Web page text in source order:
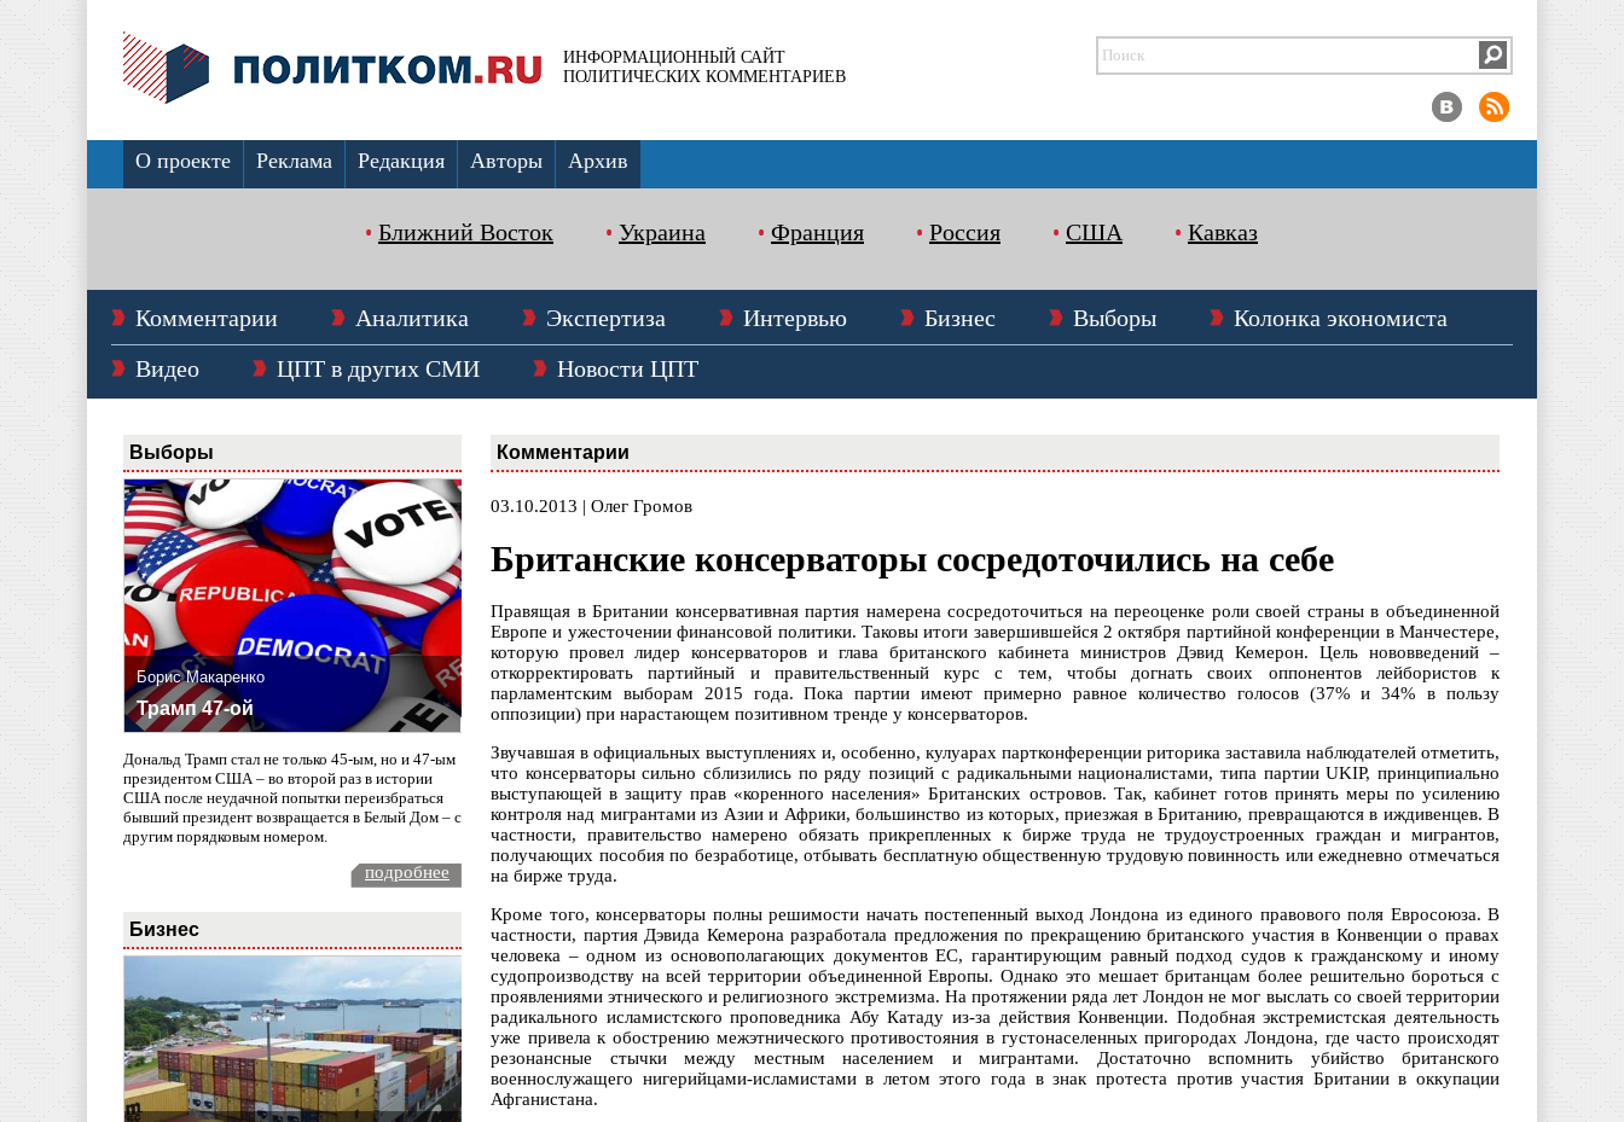
ИНФОРМАЦИОННЫЙ САЙТ
ПОЛИТИЧЕСКИХ КОММЕНТАРИЕВ
О проекте Реклама Редакция Авторы Архив
Ближний Восток Украина Франция Россия США Кавказ
Комментарии Аналитика Экспертиза Интервью Бизнес Выборы
Колонка экономиста
Видео
ЦПТ в других СМИ Новости ЦПТ
Выборы
Борис Макаренко
Трамп 47-ой
Дональд Трамп стал не только 45-ым, но и 47-ым
президентом США – во второй раз в истории
США после неудачной попытки переизбраться
бывший президент возвращается в Белый Дом – с
другим порядковым номером.
подробнее
Бизнес
Комментарии
03.10.2013 | Олег Громов
Британские консерваторы сосредоточились на себе
Правящая в Британии консервативная партия намерена сосредоточиться на переоценке роли своей страны в объединенной
Европе и ужесточении финансовой политики. Таковы итоги завершившейся 2 октября партийной конференции в Манчестере,
которую провел лидер консерваторов и глава британского кабинета министров Дэвид Кемерон. Цель нововведений –
откорректировать партийный и правительственный курс с тем, чтобы догнать своих оппонентов лейбористов к
парламентским выборам 2015 года. Пока партии имеют примерно равное количество голосов (37% и 34% в пользу
оппозиции) при нарастающем позитивном тренде у консерваторов.
Звучавшая в официальных выступлениях и, особенно, кулуарах партконференции риторика заставила наблюдателей отметить,
что консерваторы сильно сблизились по ряду позиций с радикальными националистами, типа партии UKIP, принципиально
выступающей в защиту прав «коренного населения» Британских островов. Так, кабинет готов принять меры по усилению
контроля над мигрантами из Азии и Африки, большинство из которых, приезжая в Британию, превращаются в иждивенцев. В
частности, правительство намерено обязать прикрепленных к бирже труда не трудоустроенных граждан и мигрантов,
получающих пособия по безработице, отбывать бесплатную общественную трудовую повинность или ежедневно отмечаться
на бирже труда.
Кроме того, консерваторы полны решимости начать постепенный выход Лондона из единого правового поля Евросоюза. В
частности, партия Дэвида Кемерона разработала предложения по прекращению британского участия в Конвенции о правах
человека – одном из основополагающих документов ЕС, гарантирующим равный подход судов к гражданскому и иному
судопроизводству на всей территории объединенной Европы. Однако это мешает британцам более решительно бороться с
проявлениями этнического и религиозного экстремизма. На протяжении ряда лет Лондон не мог выслать со своей территории
радикального исламистского проповедника Абу Катаду из-за действия Конвенции. Подобная экстремистская деятельность
уже привела к обострению межэтнического противостояния в густонаселенных пригородах Лондона, где часто происходят
резонансные стычки между местным населением и мигрантами. Достаточно вспомнить убийство британского
военнослужащего нигерийцами-исламистами в летом этого года в знак протеста против участия Британии в оккупации
Афганистана.